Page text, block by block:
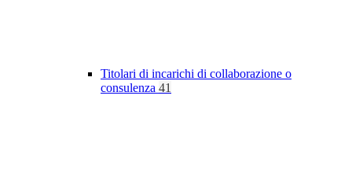
Titolari di incarichi di collaborazione o
consulenza 41